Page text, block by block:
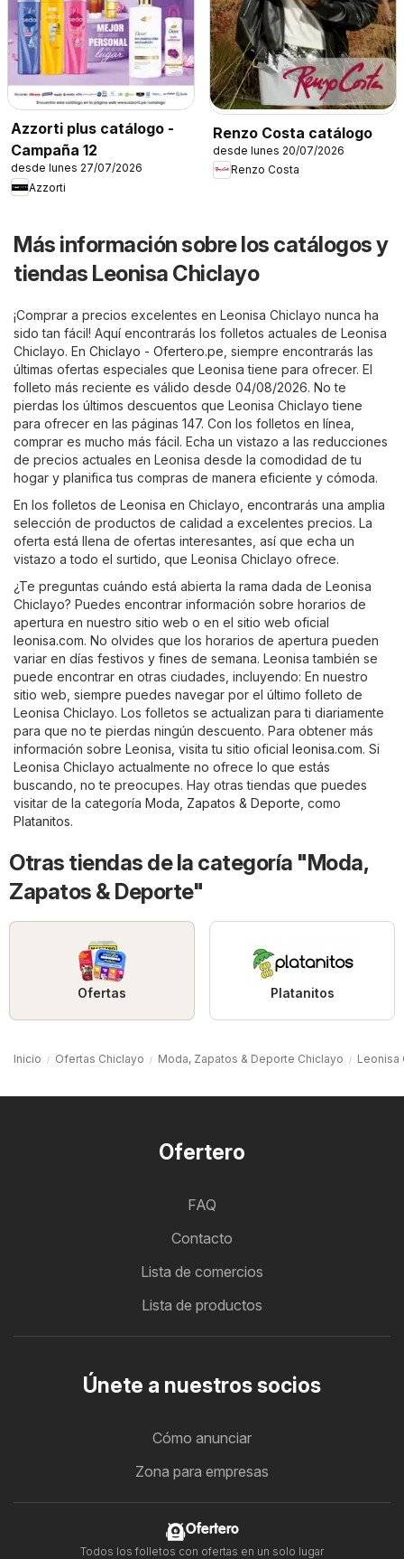
Azzorti plus catálogo -
Campaña 12
desde lunes 27/07/2026
Azzorti
Renzo Costa catálogo
desde lunes 20/07/2026
Renzo Costa
Más información sobre los catálogos y
tiendas Leonisa Chiclayo
¡Comprar a precios excelentes en Leonisa Chiclayo nunca ha
sido tan fácil! Aquí encontrarás los folletos actuales de Leonisa
Chiclayo. En Chiclayo - Ofertero.pe , siempre encontrarás las
últimas ofertas especiales que Leonisa tiene para ofrecer. El
folleto más reciente es válido desde 04/08/2026. No te
pierdas los últimos descuentos que Leonisa Chiclayo tiene
para ofrecer en las páginas 147. Con los folletos en línea,
comprar es mucho más fácil. Echa un vistazo a las reducciones
de precios actuales en Leonisa desde la comodidad de tu
hogar y planifica tus compras de manera eficiente y cómoda.
En los folletos de Leonisa en Chiclayo, encontrarás una amplia
selección de productos de calidad a excelentes precios. La
oferta está llena de ofertas interesantes, así que echa un
vistazo a todo el surtido, que Leonisa Chiclayo ofrece.
¿Te preguntas cuándo está abierta la rama dada de Leonisa
Chiclayo? Puedes encontrar información sobre horarios de
apertura en nuestro sitio web o en el sitio web oficial
leonisa.com. No olvides que los horarios de apertura pueden
variar en días festivos y fines de semana. Leonisa también se
puede encontrar en otras ciudades, incluyendo: En nuestro
sitio web, siempre puedes navegar por el último folleto de
Leonisa Chiclayo. Los folletos se actualizan para ti diariamente
para que no te pierdas ningún descuento. Para obtener más
información sobre Leonisa, visita tu sitio oficial leonisa.com. Si
Leonisa Chiclayo actualmente no ofrece lo que estás
buscando, no te preocupes. Hay otras tiendas que puedes
visitar de la categoría Moda, Zapatos & Deporte , como
Platanitos.
Otras tiendas de la categoría "Moda,
Zapatos & Deporte"
Ofertas Platanitos
Inicio Ofertas Chiclayo Moda, Zapatos & Deporte Chiclayo Leonisa
Ofertero
FAQ
Contacto
Lista de comercios
Lista de productos
Únete a nuestros socios
Cómo anunciar
Zona para empresas
Ofertero
Todos los folletos con ofertas en un solo lugar